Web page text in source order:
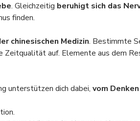
. Gleichzeitig beruhigt sich das
finden.
chinesischen Medizin. Bestimmte
Zeitqualität auf. Elemente aus dem
unterstützen dich dabei, vom